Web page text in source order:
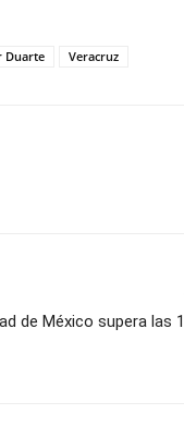
Duarte Veracruz
de México supera las